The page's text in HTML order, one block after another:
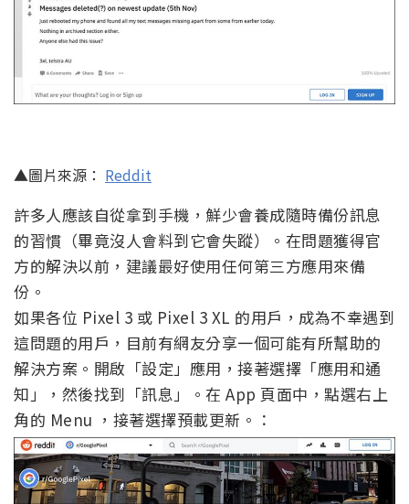
▲圖片來源： Reddit
許多人應該自從拿到手機，鮮少會養成隨時備份訊息
的習慣（畢竟沒人會料到它會失蹤）。在問題獲得官
方的解決以前，建議最好使用任何第三方應用來備
份。
如果各位 Pixel 3 或 Pixel 3 XL 的用戶，成為不幸遇到
這問題的用戶，目前有網友分享一個可能有所幫助的
解決方案。開啟「設定」應用，接著選擇「應用和通
知」，然後找到「訊息」。在 App 頁面中，點選右上
角的 Menu ，接著選擇預載更新。：